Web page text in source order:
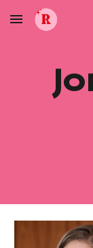
Skip to main